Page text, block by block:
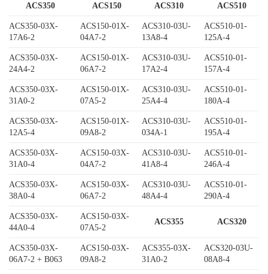
ACS350 ACS150 ACS310 ACS510
ACS350-03X-
17A6-2
ACS150-01X-
04A7-2
ACS310-03U-
13A8-4
ACS510-01-
125A-4
ACS350-03X-
24A4-2
ACS150-01X-
06A7-2
ACS310-03U-
17A2-4
ACS510-01-
157A-4
ACS350-03X-
31A0-2
ACS150-01X-
07A5-2
ACS310-03U-
25A4-4
ACS510-01-
180A-4
ACS350-03X-
12A5-4
ACS150-01X-
09A8-2
ACS310-03U-
034A-1
ACS510-01-
195A-4
ACS350-03X-
31A0-4
ACS150-03X-
04A7-2
ACS310-03U-
41A8-4
ACS510-01-
246A-4
ACS350-03X-
38A0-4
ACS150-03X-
06A7-2
ACS310-03U-
48A4-4
ACS510-01-
290A-4
ACS350-03X-
44A0-4
ACS150-03X-
07A5-2
ACS355 ACS320
ACS350-03X-
06A7-2 + B063
ACS150-03X-
09A8-2
ACS355-03X-
31A0-2
ACS320-03U-
08A8-4